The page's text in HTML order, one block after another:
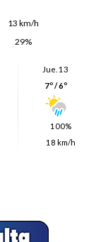
13 km/h
29%
Jue. 13
7º / 6º
100%
18 km/h